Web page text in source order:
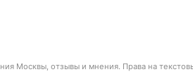
Москвы, отзывы и мнения. Права на